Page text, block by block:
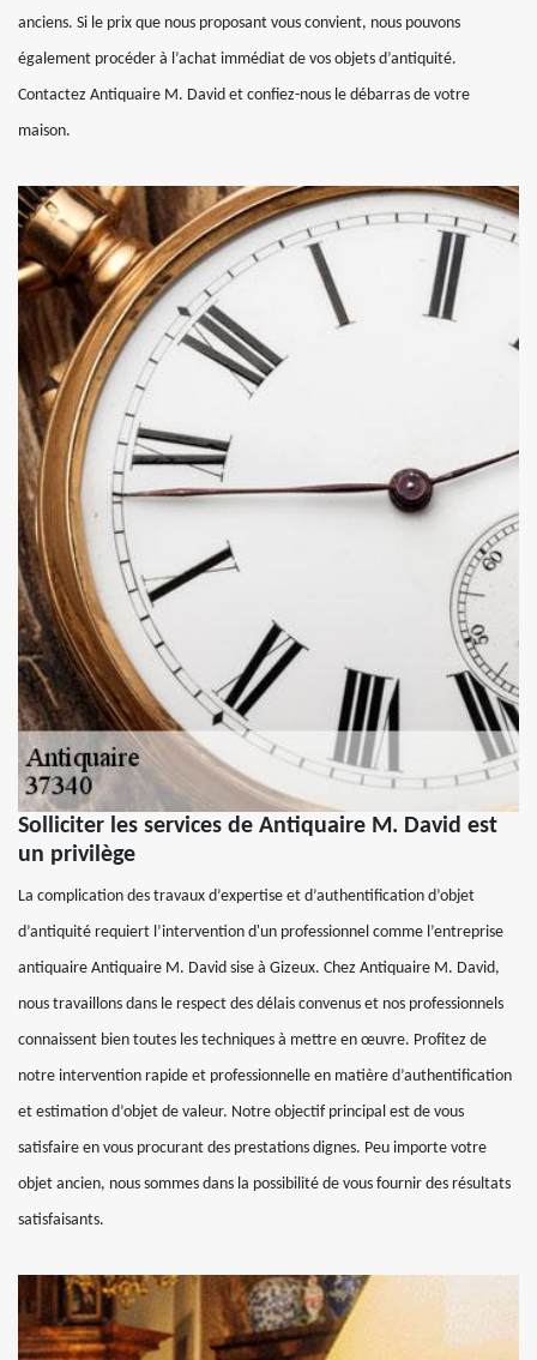
anciens. Si le prix que nous proposant vous convient, nous pouvons
également procéder à l’achat immédiat de vos objets d’antiquité.
Contactez Antiquaire M. David et confiez-nous le débarras de votre
maison.
Solliciter les services de Antiquaire M. David est
un privilège
La complication des travaux d’expertise et d’authentification d’objet
d’antiquité requiert l’intervention d'un professionnel comme l’entreprise
antiquaire Antiquaire M. David sise à Gizeux. Chez Antiquaire M. David,
nous travaillons dans le respect des délais convenus et nos professionnels
connaissent bien toutes les techniques à mettre en œuvre. Profitez de
notre intervention rapide et professionnelle en matière d’authentification
et estimation d’objet de valeur. Notre objectif principal est de vous
satisfaire en vous procurant des prestations dignes. Peu importe votre
objet ancien, nous sommes dans la possibilité de vous fournir des résultats
satisfaisants.